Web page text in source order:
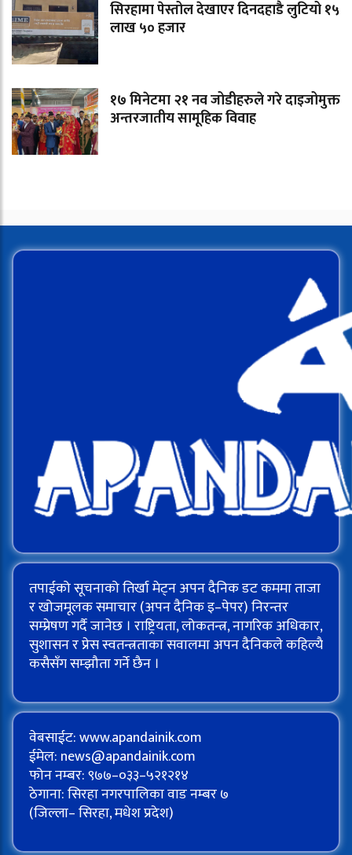
सिरहामा पेस्तोल देखाएर दिनदहाडै लुटियो १५
लाख ५० हजार
१७ मिनेटमा २१ नव जोडीहरुले गरे दाइजोमुक्त
अन्तरजातीय सामूहिक विवाह
तपाईको सूचनाको तिर्खा मेट्न अपन दैनिक डट कममा ताजा
र खोजमूलक समाचार (अपन दैनिक इ–पेपर) निरन्तर
सम्प्रेषण गर्दै जानेछ । राष्ट्रियता, लोकतन्त्र, नागरिक अधिकार,
सुशासन र प्रेस स्वतन्त्रताका सवालमा अपन दैनिकले कहिल्यै
कसैसँग सम्झौता गर्ने छैन ।
वेबसाईट: www.apandainik.com
ईमेल: news@apandainik.com
फोन नम्बर: ९७७–०३३–५२१२१४
ठेगाना: सिरहा नगरपालिका वाड नम्बर ७
(जिल्ला– सिरहा, मधेश प्रदेश)